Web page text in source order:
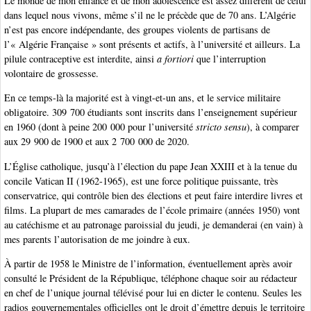
dans lequel nous vivons, même s’il ne le précède que de 70 ans. L’Algérie
n’est pas encore indépendante, des groupes violents de partisans de
l’« Algérie Française » sont présents et actifs, à l’université et ailleurs. La
pilule contraceptive est interdite, ainsi a fortiori que l’interruption
volontaire de grossesse.
En ce temps-là la majorité est à vingt-et-un ans, et le service militaire
obligatoire. 309 700 étudiants sont inscrits dans l’enseignement supérieur
en 1960 (dont à peine 200 000 pour l’université stricto sensu), à comparer
aux 29 900 de 1900 et aux 2 700 000 de 2020.
L’Église catholique, jusqu’à l’élection du pape Jean XXIII et à la tenue du
concile Vatican II (1962-1965), est une force politique puissante, très
conservatrice, qui contrôle bien des élections et peut faire interdire livres et
films. La plupart de mes camarades de l’école primaire (années 1950) vont
au catéchisme et au patronage paroissial du jeudi, je demanderai (en vain) à
mes parents l’autorisation de me joindre à eux.
À partir de 1958 le Ministre de l’information, éventuellement après avoir
consulté le Président de la République, téléphone chaque soir au rédacteur
en chef de l’unique journal télévisé pour lui en dicter le contenu. Seules les
radios gouvernementales officielles ont le droit d’émettre depuis le territoire